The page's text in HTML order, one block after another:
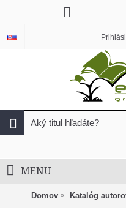
MENU
Domov Katalóg